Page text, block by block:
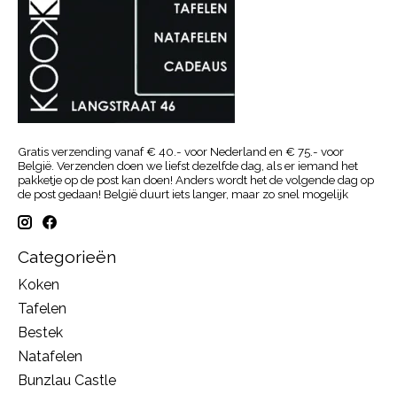
Gratis verzending vanaf € 40.- voor Nederland en € 75.- voor
België. Verzenden doen we liefst dezelfde dag, als er iemand het
pakketje op de post kan doen! Anders wordt het de volgende dag op
de post gedaan! België duurt iets langer, maar zo snel mogelijk
Categorieën
Koken
Tafelen
Bestek
Natafelen
Bunzlau Castle